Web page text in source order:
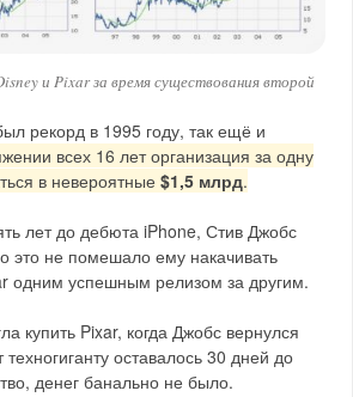
и Pixar за время существования второй
рекорд в 1995 году, так ещё и
всех 16 лет организация за одну
в невероятные$1,5 млрд.
лет до дебюта iPhone, Стив Джобс
это не помешало ему накачивать
одним успешным релизом за другим.
купить Pixar, когда Джобс вернулся
оставалось 30 дней до
денег банально не было.